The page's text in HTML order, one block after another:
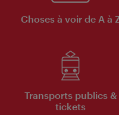
Choses à voir de A à
Transports publics &
tickets